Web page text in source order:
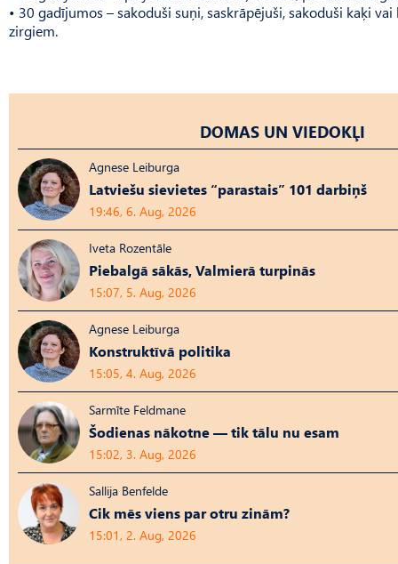
• 30 gadījumos – sakoduši suņi, saskrāpējuši, sakoduši kaķi
zirgiem.
DOMAS UN VIEDOKĻI
Agnese Leiburga
Latviešu sievietes “parastais” 101 darbiņš
19:46, 6. Aug, 2026
Iveta Rozentāle
Piebalgā sākās, Valmierā turpinās
15:07, 5. Aug, 2026
Agnese Leiburga
Konstruktīvā politika
15:05, 4. Aug, 2026
Sarmīte Feldmane
Šodienas nākotne — tik tālu nu esam
15:02, 3. Aug, 2026
Sallija Benfelde
Cik mēs viens par otru zinām?
15:01, 2. Aug, 2026